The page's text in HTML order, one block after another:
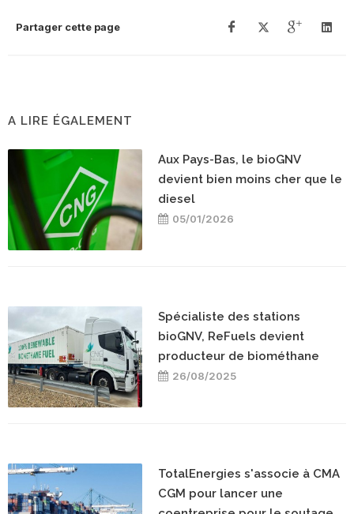
Partager cette page
A LIRE ÉGALEMENT
Aux Pays-Bas, le bioGNV
devient bien moins cher que le
diesel
05/01/2026
Spécialiste des stations
bioGNV, ReFuels devient
producteur de biométhane
26/08/2025
TotalEnergies s'associe à CMA
CGM pour lancer une